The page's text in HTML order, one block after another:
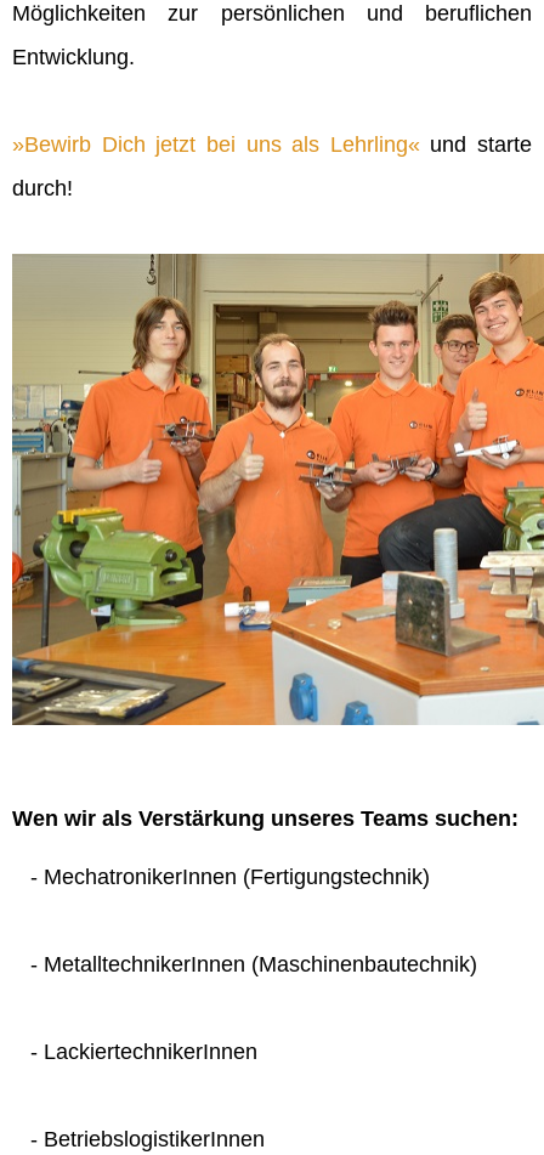
Möglichkeiten zur persönlichen und beruflichen
Entwicklung.
Bewirb Dich jetzt bei uns als Lehrling und starte
durch!
Wen wir als Verstärkung unseres Teams suchen:
- MechatronikerInnen (Fertigungstechnik)
- MetalltechnikerInnen (Maschinenbautechnik)
- LackiertechnikerInnen
- BetriebslogistikerInnen